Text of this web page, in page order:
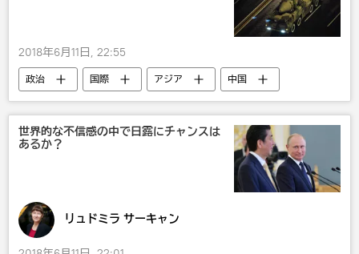
2018年6月11日, 22:55
政治 国際 アジア
中国
武器・兵器
軍事
世界的な不信感の中で日露にチャンスは
あるか？
リュドミラ サーキャン